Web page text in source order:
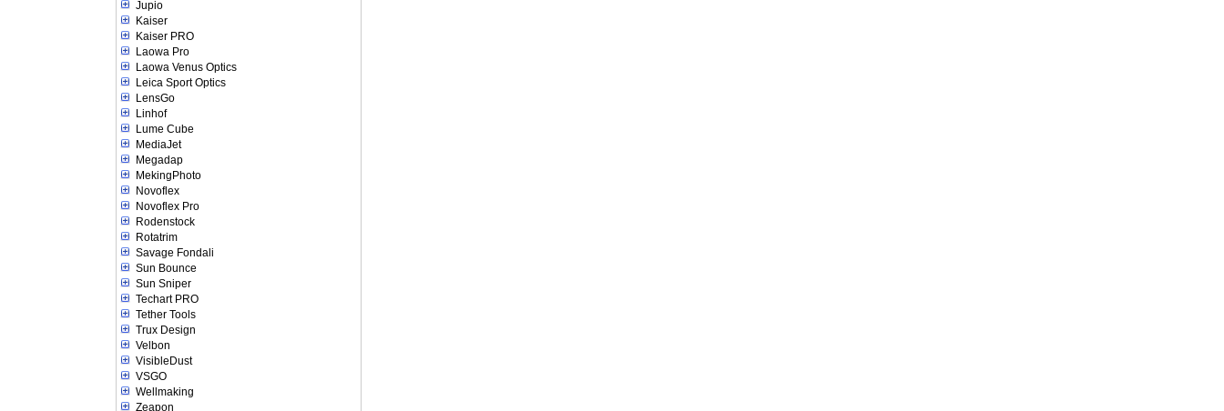
Jupio
Kaiser
Kaiser PRO
Laowa Pro
Laowa Venus Optics
Leica Sport Optics
LensGo
Linhof
Lume Cube
MediaJet
Megadap
MekingPhoto
Novoflex
Novoflex Pro
Rodenstock
Rotatrim
Savage Fondali
Sun Bounce
Sun Sniper
Techart PRO
Tether Tools
Trux Design
Velbon
VisibleDust
VSGO
Wellmaking
Zeapon